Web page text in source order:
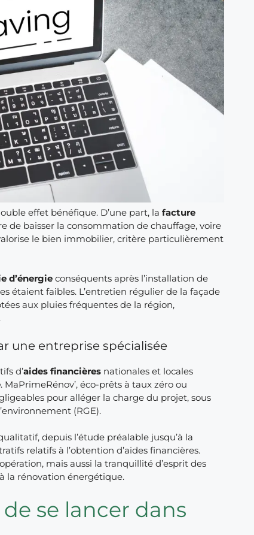
effet bénéfique. D’une part, lafacture
de baisser la consommation de chauffage, voire
le bien immobilier, critère particulièrement
d’énergie conséquents après l’installation de
étaient faibles. L’entretien régulier de la façade
aux pluies fréquentes de la région,
une entreprise spécialisée
d’aides financières nationales et locales
. MaPrimeRénov’, éco-prêts à taux zéro ou
pour alléger la charge du projet, sous
(RGE).
depuis l’étude préalable jusqu’à la
relatifs à l’obtention d’aides financières.
mais aussi la tranquillité d’esprit des
la rénovation énergétique.
se lancer dans